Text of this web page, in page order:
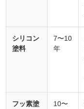
シリコン
塗料
7〜10
年
フッ素塗
10〜